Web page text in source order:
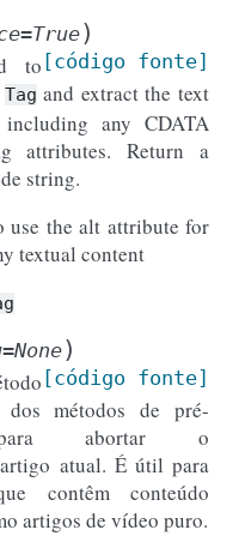
=True)
[código fonte]
to
Tag and extract the text
any CDATA
attributes. Return a
string.
use the alt attribute for
textual content
=None)
[código fonte]
métodos de pré-
para abortar o
atual. É útil para
contêm conteúdo
artigos de vídeo puro.